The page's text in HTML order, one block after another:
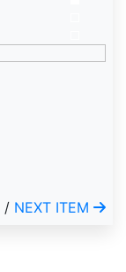
/ NEXT ITEM